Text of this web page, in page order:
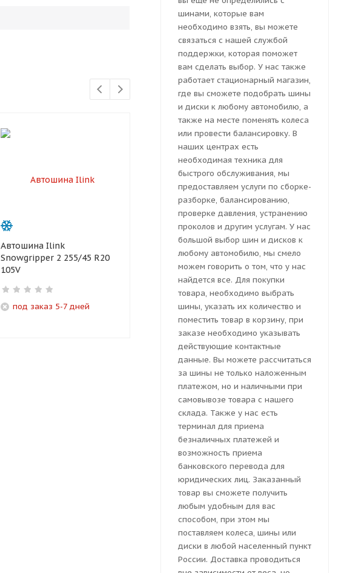
Автошина Ilink
Snowgripper 2 255/45 R20
105V
под заказ 5-7 дней
Автошина Mazzini Snow
Leopard 3 255/45R20 105V
под заказ 7-10 дней
Автошина
Rover 868
шинами, которые вам
необходимо взять, вы можете
связаться с нашей службой
поддержки, которая поможет
вам сделать выбор. У нас также
работает стационарный магазин,
где вы сможете подобрать шины
и диски к любому автомобилю, а
также на месте поменять колеса
или провести балансировку. В
наших центрах есть
необходимая техника для
быстрого обслуживания, мы
предоставляем услуги по сборке-
разборке, балансированию,
проверке давления, устранению
проколов и другим услугам. У нас
большой выбор шин и дисков к
любому автомобилю, мы смело
можем говорить о том, что у нас
найдется все. Для покупки
товара, необходимо выбрать
шины, указать их количество и
поместить товар в корзину, при
заказе необходимо указывать
действующие контактные
данные. Вы можете рассчитаться
за шины не только наложенным
платежом, но и наличными при
самовывозе товара с нашего
склада. Также у нас есть
терминал для приема
безналичных платежей и
возможность приема
банковского перевода для
юридических лиц. Заказанный
товар вы сможете получить
любым удобным для вас
способом, при этом мы
поставляем колеса, шины или
диски в любой населенный пункт
России. Доставка проводиться